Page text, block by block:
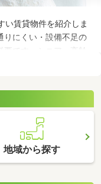
い賃貸物件を紹介しま
りにくい・設備不足の
です。シニア・高齢
、足腰が悪くても不
さいね。
地域から探す